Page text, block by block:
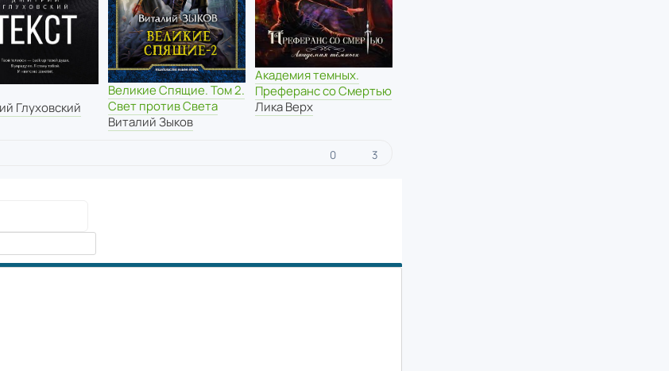
Глуховский
Великие Спящие. Том 2.
Свет против Света
Виталий Зыков
Академия темных.
Преферанс со Смертью
Лика Верх
0 3